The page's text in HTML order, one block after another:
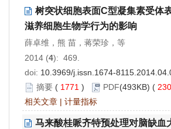
树突状细胞表面C型凝集素受体
滋养细胞生物学行为的影响
薛卓维，熊 苗，蒋荣珍，等
2014 (4): 469.
doi: 10.3969/j.issn.1674-
摘要 ( 1771 ) PDF(493KB) (
相关文章 | 计量指标
马来酸桂哌齐特预处理对脑缺血